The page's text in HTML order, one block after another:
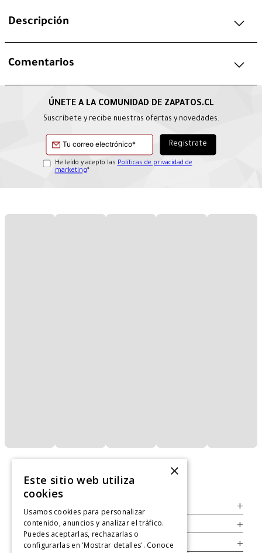
Descripción
Comentarios
Suscríbete y recibe nuestras ofertas y novedades.
He leído y acepto las Políticas de privacidad de
marketing*
+
Legal +
Cuenta +
×
Este sitio web utiliza
cookies
Usamos cookies para personalizar
contenido, anuncios y analizar el tráfico.
Puedes aceptarlas, rechazarlas o
configurarlas en 'Mostrar detalles'. Conoce